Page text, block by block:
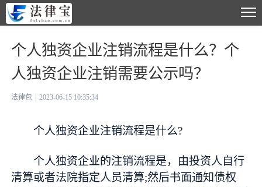
个人独资企业注销流程是什么？个
人独资企业注销需要公示吗？
法律包 2023-06-15 10:35:34
个人独资企业注销流程是什么?
个人独资企业的注销流程是，由投资人自行
清算或者法院指定人员清算;然后书面通知债权